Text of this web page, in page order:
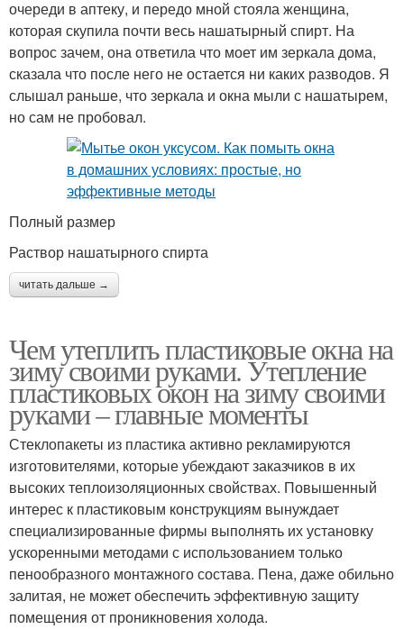
очереди в аптеку, и передо мной стояла женщина,
которая скупила почти весь нашатырный спирт. На
вопрос зачем, она ответила что моет им зеркала дома,
сказала что после него не остается ни каких разводов. Я
слышал раньше, что зеркала и окна мыли с нашатырем,
но сам не пробовал.
Полный размер
Раствор нашатырного спирта
читать дальше →
Чем утеплить пластиковые окна на
зиму своими руками. Утепление
пластиковых окон на зиму своими
руками – главные моменты
Стеклопакеты из пластика активно рекламируются
изготовителями, которые убеждают заказчиков в их
высоких теплоизоляционных свойствах. Повышенный
интерес к пластиковым конструкциям вынуждает
специализированные фирмы выполнять их установку
ускоренными методами с использованием только
пенообразного монтажного состава. Пена, даже обильно
залитая, не может обеспечить эффективную защиту
помещения от проникновения холода.